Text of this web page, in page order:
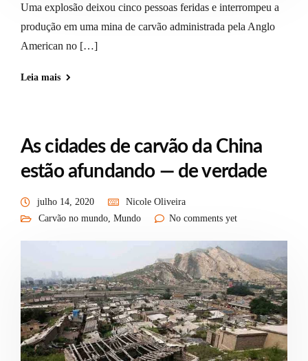
Uma explosão deixou cinco pessoas feridas e interrompeu a
produção em uma mina de carvão administrada pela Anglo
American no […]
Leia mais
As cidades de carvão da China
estão afundando — de verdade
julho 14, 2020
Nicole Oliveira
Carvão no mundo Mundo No comments yet